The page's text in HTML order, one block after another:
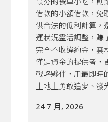
借款的小額借款，免
供合法的低利計算，
運狀況靈活調整，賺
完全不收違約金，雲
僅是資金的提供者，
戰略夥伴，用最即時
土地上勇敢追夢、發
24 7 月, 2026